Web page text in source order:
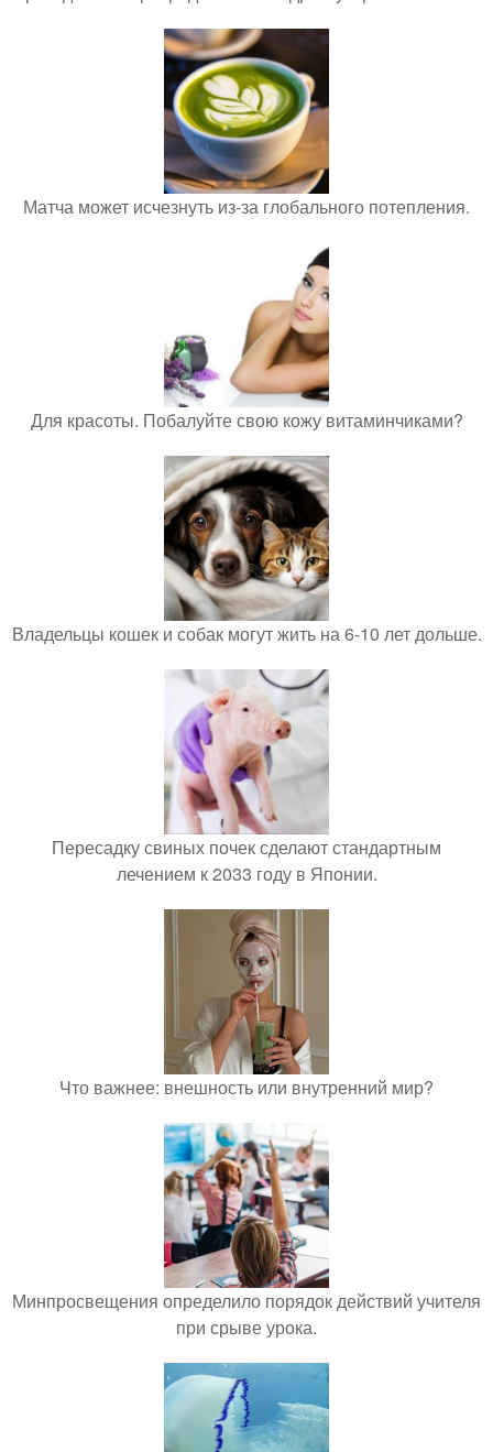
Матча может исчезнуть из-за глобального потепления.
Для красоты. Побалуйте свою кожу витаминчиками?
Владельцы кошек и собак могут жить на 6-10 лет дольше.
Пересадку свиных почек сделают стандартным
лечением к 2033 году в Японии.
Что важнее: внешность или внутренний мир?
Минпросвещения определило порядок действий учителя
при срыве урока.